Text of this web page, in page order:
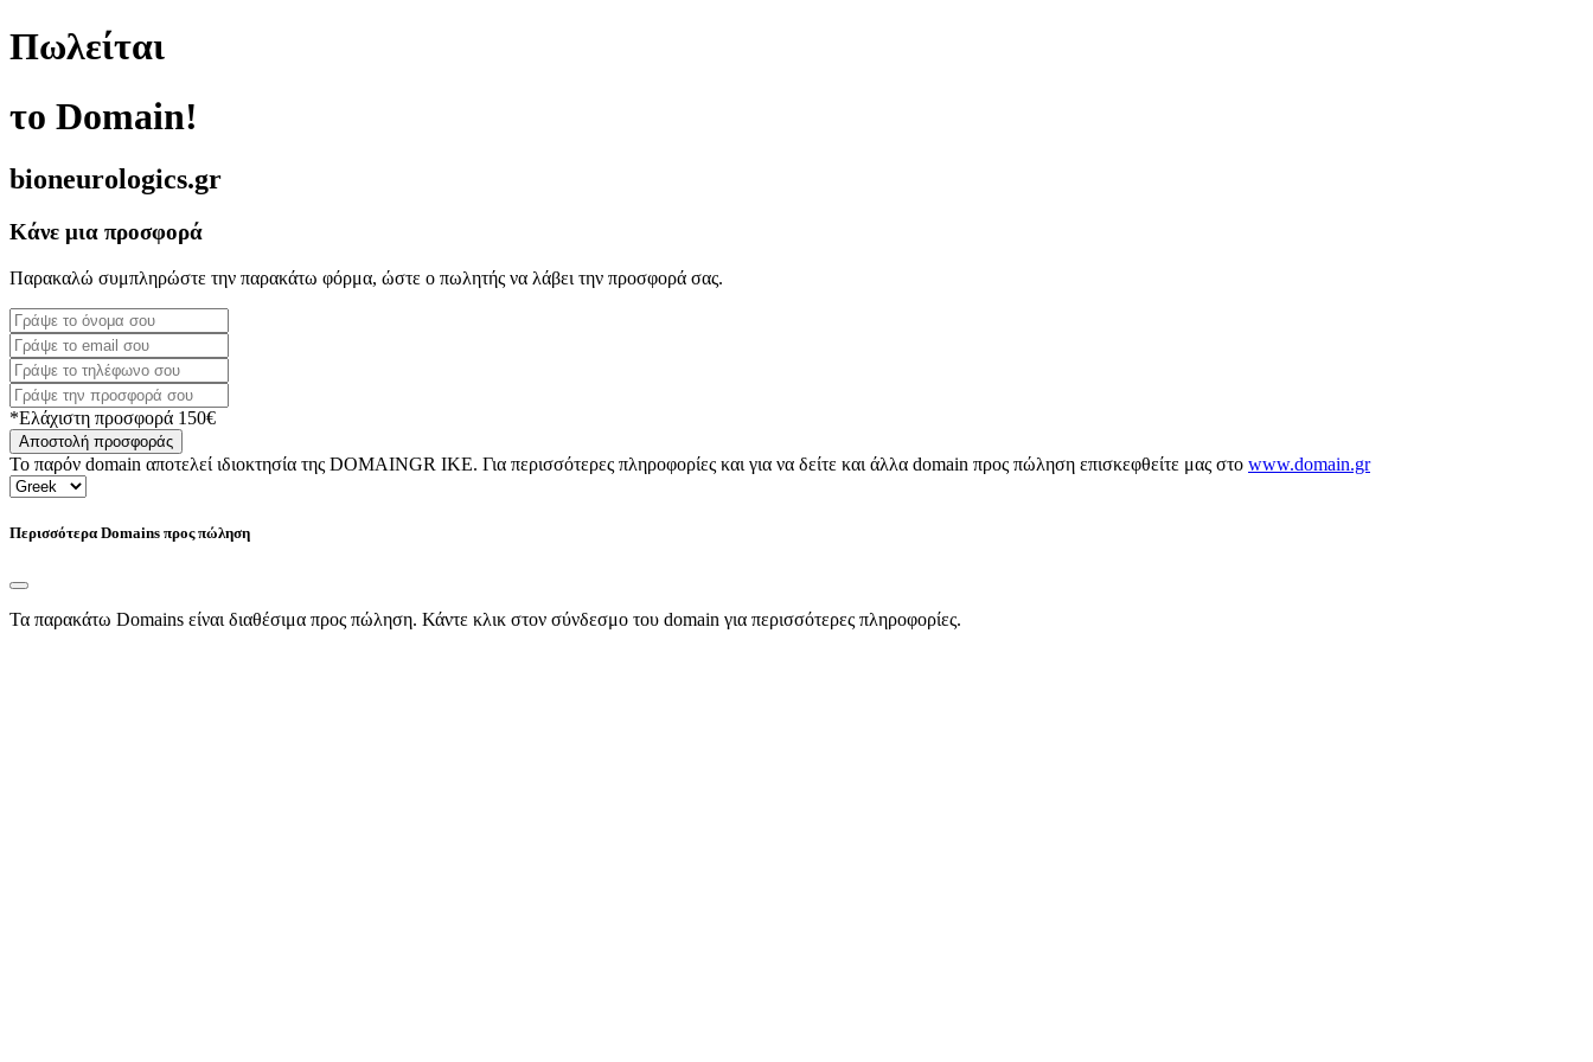
Πωλείται
το Domain!
bioneurologics.gr
Κάνε μια προσφορά
Παρακαλώ συμπληρώστε την παρακάτω φόρμα, ώστε ο πωλητής να λάβει την προσφορά σας.
*Ελάχιστη προσφορά 150€
Αποστολή προσφοράς
Το παρόν domain αποτελεί ιδιοκτησία της DOMAINGR ΙΚΕ. Για περισσότερες πληροφορίες και για να δείτε και άλλα domain προς πώληση επισκεφθείτε μας στο www.domain.gr
Περισσότερα Domains προς πώληση
Τα παρακάτω Domains είναι διαθέσιμα προς πώληση. Κάντε κλικ στον σύνδεσμο του domain για περισσότερες πληροφορίες.